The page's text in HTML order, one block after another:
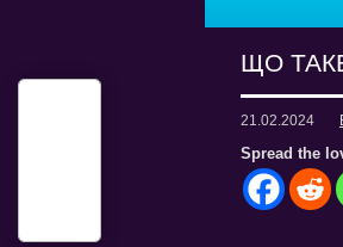
ЩО
21.02.2024
Spread the